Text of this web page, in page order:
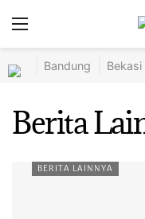
Bandung Bekasi
Berita
BERITA LAINNYA